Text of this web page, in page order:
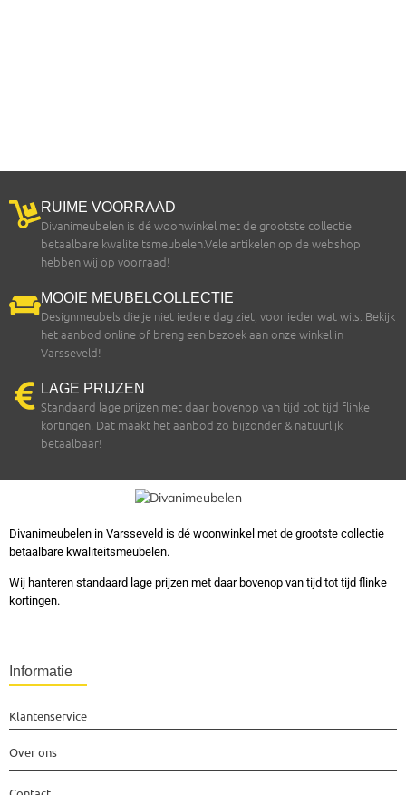
RUIME VOORRAAD
Divanimeubelen is dé woonwinkel met de grootste collectie
betaalbare kwaliteitsmeubelen.Vele artikelen op de webshop
hebben wij op voorraad!
MOOIE MEUBELCOLLECTIE
Designmeubels die je niet iedere dag ziet, voor ieder wat wils. Bekijk
het aanbod online of breng een bezoek aan onze winkel in
Varsseveld!
LAGE PRIJZEN
Standaard lage prijzen met daar bovenop van tijd tot tijd flinke
kortingen. Dat maakt het aanbod zo bijzonder & natuurlijk
betaalbaar!
Divanimeubelen in Varsseveld is dé woonwinkel met de grootste collectie
betaalbare kwaliteitsmeubelen.
Wij hanteren standaard lage prijzen met daar bovenop van tijd tot tijd flinke
kortingen.
Informatie
Klantenservice
Over ons